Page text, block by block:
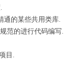
某些共用类库.
的进行代码编写.
目.